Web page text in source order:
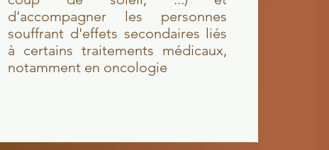
d'accompagner les personnes
souffrant d'effets secondaires liés
à certains traitements médicaux,
notamment en oncologie